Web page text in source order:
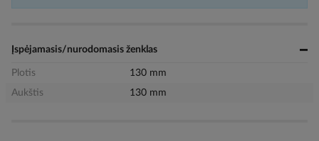
Įspėjamasis/nurodomasis ženklas
Plotis
130 mm
Aukštis
130 mm